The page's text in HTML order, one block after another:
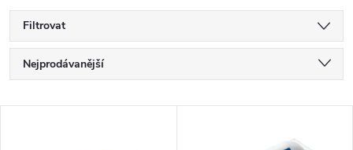
Filtrovat
Ř
a
Nejprodávanější